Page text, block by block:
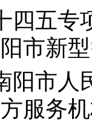
四五专
市新
阳市人
服务